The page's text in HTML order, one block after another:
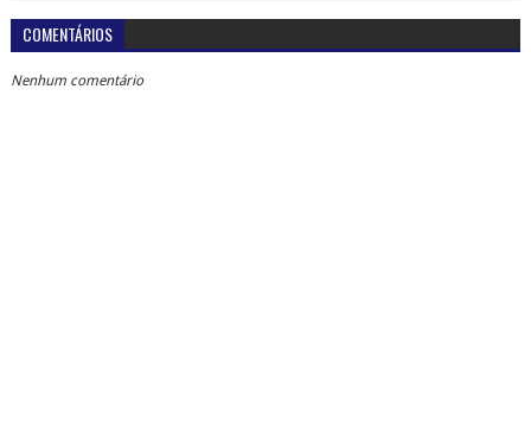
COMENTÁRIOS
Nenhum comentário